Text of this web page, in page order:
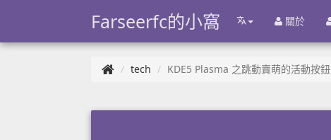
Farseerfc的小窩 關於
tech KDE5 Plasma 之跳動賣萌的活動按鈕